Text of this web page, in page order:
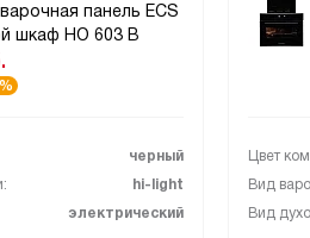
панель ECS
шкаф HO 603 B
черный
hi-light
электрический
Цвет
Вид
Вид